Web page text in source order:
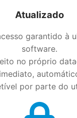
Atualizado
garantido à
software.
no próprio
por parte do